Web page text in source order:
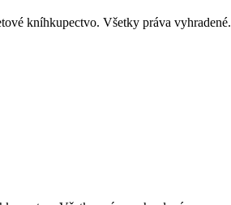
kníhkupectvo. Všetky práva vyhradené.